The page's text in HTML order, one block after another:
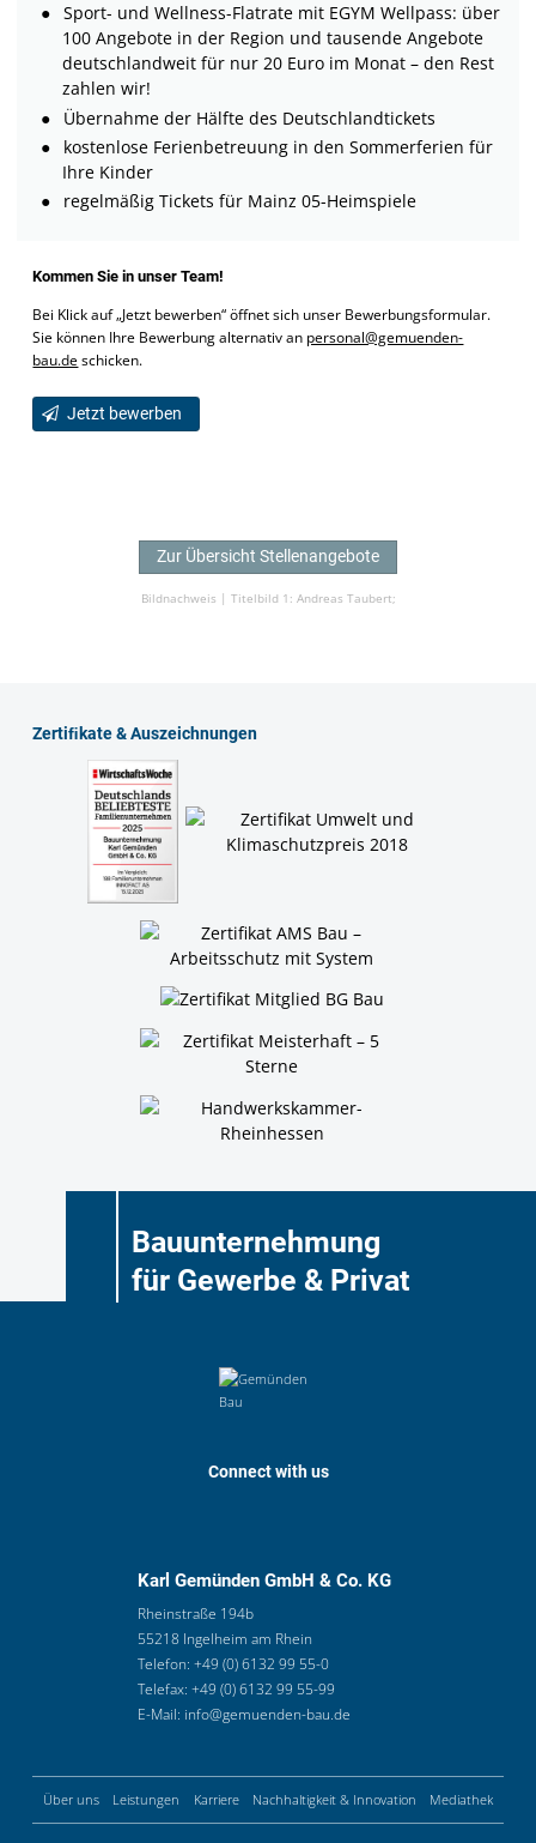
Sport- und Wellness-Flatrate mit EGYM Wellpass: über
100 Angebote in der Region und tausende Angebote
deutschlandweit für nur 20 Euro im Monat – den Rest
zahlen wir!
Übernahme der Hälfte des Deutschlandtickets
kostenlose Ferienbetreuung in den Sommerferien für
Ihre Kinder
regelmäßig Tickets für Mainz 05-Heimspiele
Kommen Sie in unser Team!
Bei Klick auf „Jetzt bewerben“ öffnet sich unser Bewerbungsformular.
Sie können Ihre Bewerbung alternativ an personal@gemuenden-
bau.deschicken.
Jetzt bewerben
Zur Übersicht Stellenangebote
Bildnachweis | Titelbild 1: Andreas Taubert;
Zertiﬁkate & Auszeichnungen
Bauunternehmung
für Gewerbe & Privat
Connect with us
Karl Gemünden GmbH & Co. KG
Rheinstraße 194b
55218 Ingelheim am Rhein
Telefon:+49 (0) 6132 99 55-0
Telefax:+49 (0) 6132 99 55-99
E-Mail: info@gemuenden-bau.de
Über uns Leistungen Karriere Nachhaltigkeit & Innovation Mediathek